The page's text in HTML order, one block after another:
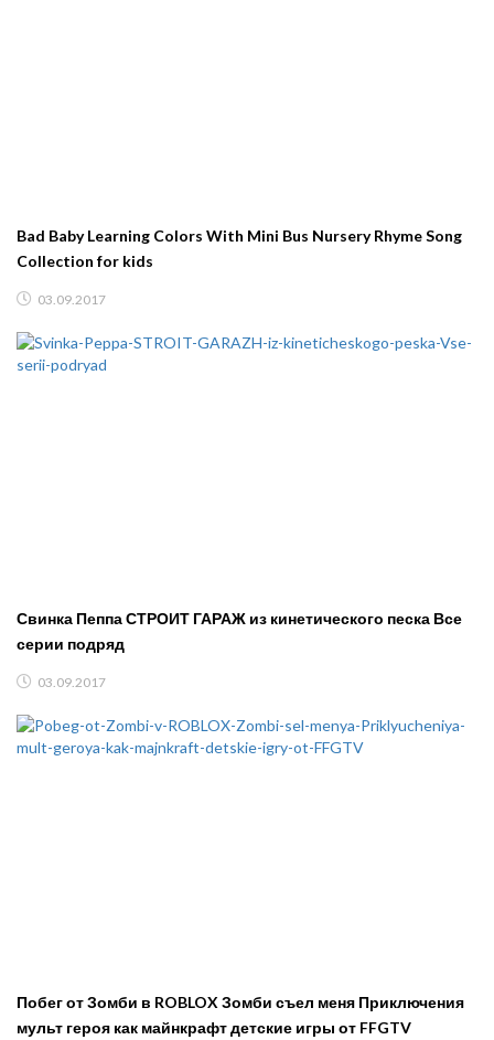
Bad Baby Learning Colors With Mini Bus Nursery Rhyme Song
Collection for kids
03.09.2017
Свинка Пеппа СТРОИТ ГАРАЖ из кинетического песка Все
серии подряд
03.09.2017
Побег от Зомби в ROBLOX Зомби съел меня Приключения
мульт героя как майнкрафт детские игры от FFGTV